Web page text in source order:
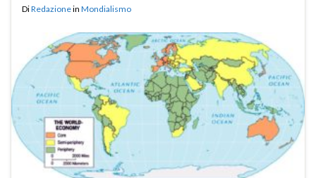
DiRedazionein Mondialismo